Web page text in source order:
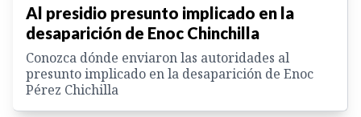
Al presidio presunto implicado en la
desaparición de Enoc Chinchilla
Conozca dónde enviaron las autoridades al
presunto implicado en la desaparición de Enoc
Pérez Chichilla